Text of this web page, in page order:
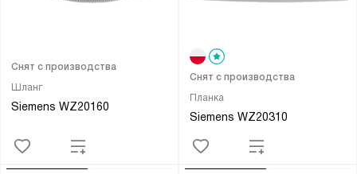
Шланг
Siemens WZ20160
Снят с производства
Планка
Siemens WZ20310
Снят с производства